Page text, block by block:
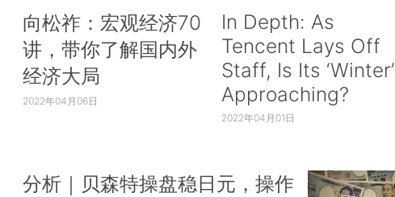
向松祚：宏观经济70
讲，带你了解国内外
经济大局
2022年04月06日
In Depth: As
Tencent Lays Off
Staff, Is Its ‘Winter’
Approaching?
2022年04月01日
分析｜贝森特操盘稳日元，操作